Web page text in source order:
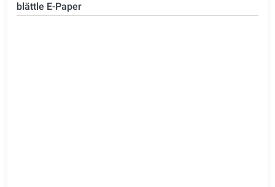
blättle E-Paper